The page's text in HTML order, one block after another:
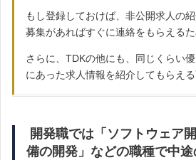
もし登録しておけば、非公開求人の
募集があればすぐに連絡をもらえるた
さらに、TDKの他にも、同じくらい
にあった求人情報を紹介してもらえる
開発職では「ソフトウェア
備の開発」などの職種で中途